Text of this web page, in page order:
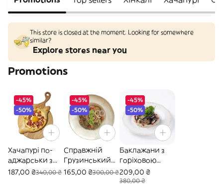
This store is closed at the moment. Looking for somewhere
similar?
Explore stores near you
Promotions
-45%
-50%
Хачапурі по-
аджарськи з
беконом
187,00 ₴340,00 ₴
-45%
-50%
Справжній
Грузинський
овочевий
165,00 ₴300,00 ₴
-45%
-50%
Баклажани з
горіховою
пастою
209,00 ₴
380,00 ₴